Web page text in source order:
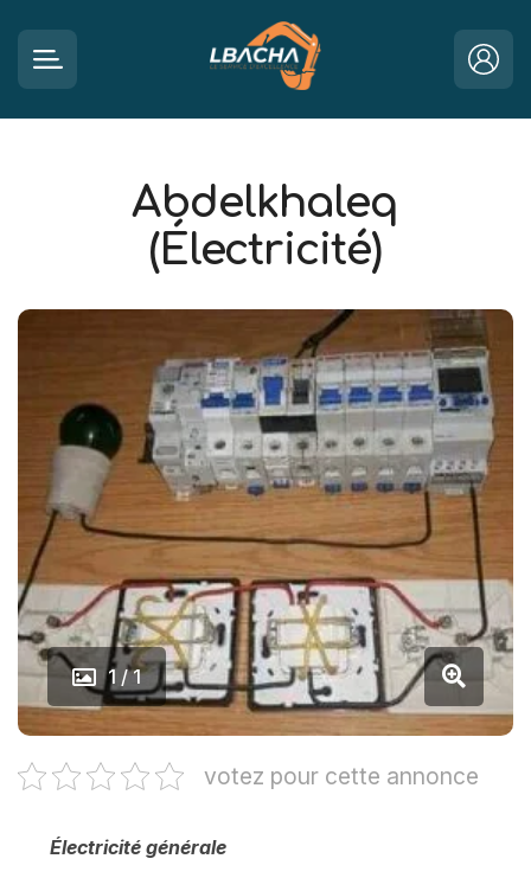
Abdelkhaleq
(Électricité)
1 / 1
votez pour cette annonce
Électricité générale